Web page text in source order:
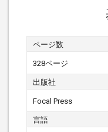
ページ数
328ページ
出版社
Focal Press
言語